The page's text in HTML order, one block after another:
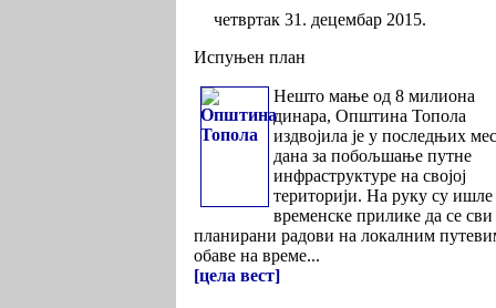
четвртак 31. децембар 2015.
Испуњен план
Нешто мање од 8 милиона
динара, Општина Топола
издвојила је у последњих
дана за побољшање путне
инфраструктуре на својој
територији. На руку су
временске прилике да се сви
планирани радови на локалним
обаве на време...
[цела вест]